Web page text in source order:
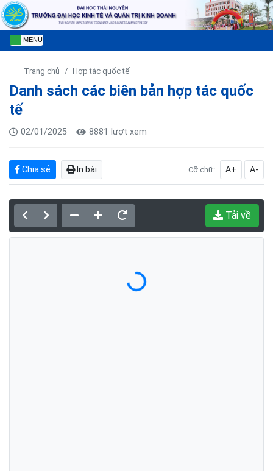
MENU
Trang chủ Hợp tác quốc tế
Danh sách các biên bản hợp tác quốc
tế
02/01/2025 8881 lượt xem
Chia sẻ In bài Cỡ chữ: A+ A-
Tải về
Đang tải PDF...